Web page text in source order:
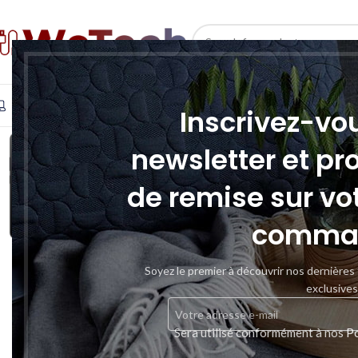
Inscrivez-
newsletter et
de remise sur
Soyez le premier à découvrir nos
exclusives
Sera utilisé conformément à nos
SELECT CATEGORY
INFORMATIQUE TÉLÉPHONIE & TABLETTE STOCKAGE